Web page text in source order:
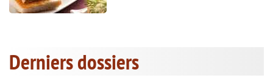
Derniers dossiers